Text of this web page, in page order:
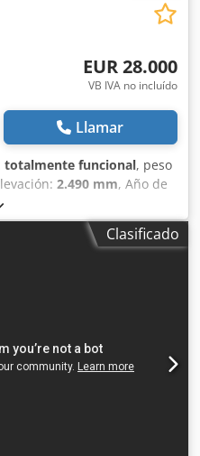
EUR 28.000
VB IVA no incluído
Llamar
totalmente funcional, peso
2.490 mm, Año de
de construcción:2.500
, ancho deClasificado